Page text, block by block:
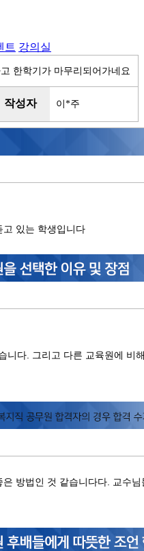
트 강의실
한학기가 마무리되어가네요
작성자 이*주
고 있는 학생입니다
니다. 그리고 다른 교육원에 비
방법인 것 같습니다다. 교수